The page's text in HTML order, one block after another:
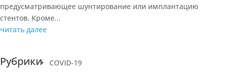
предусматривающее шунтирование или имплантацию
стентов. Кроме...
читать далее
Рубрики
COVID-19